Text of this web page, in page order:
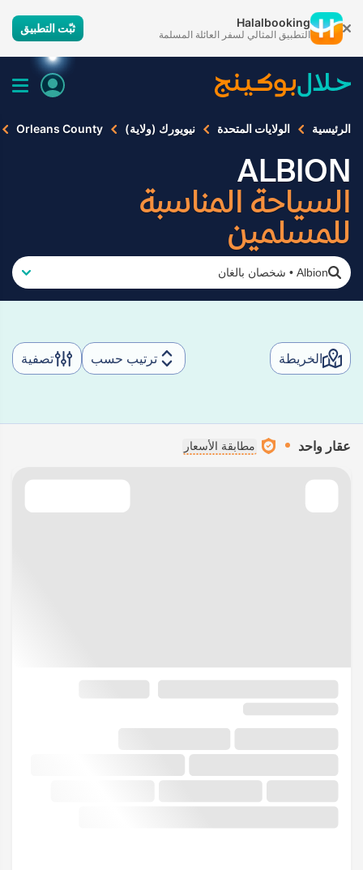
Halalbooking
التطبيق المثالي لسفر العائلة المسلمة ثبّت التطبيق
الرئيسية الولايات المتحدة نيويورك (ولاية) Orleans County
ALBION
السياحة المناسبة
للمسلمين
Albion
• شخصان بالغان
الخريطة ترتيب حسب تصفية
عقار واحد مطابقة الأسعار